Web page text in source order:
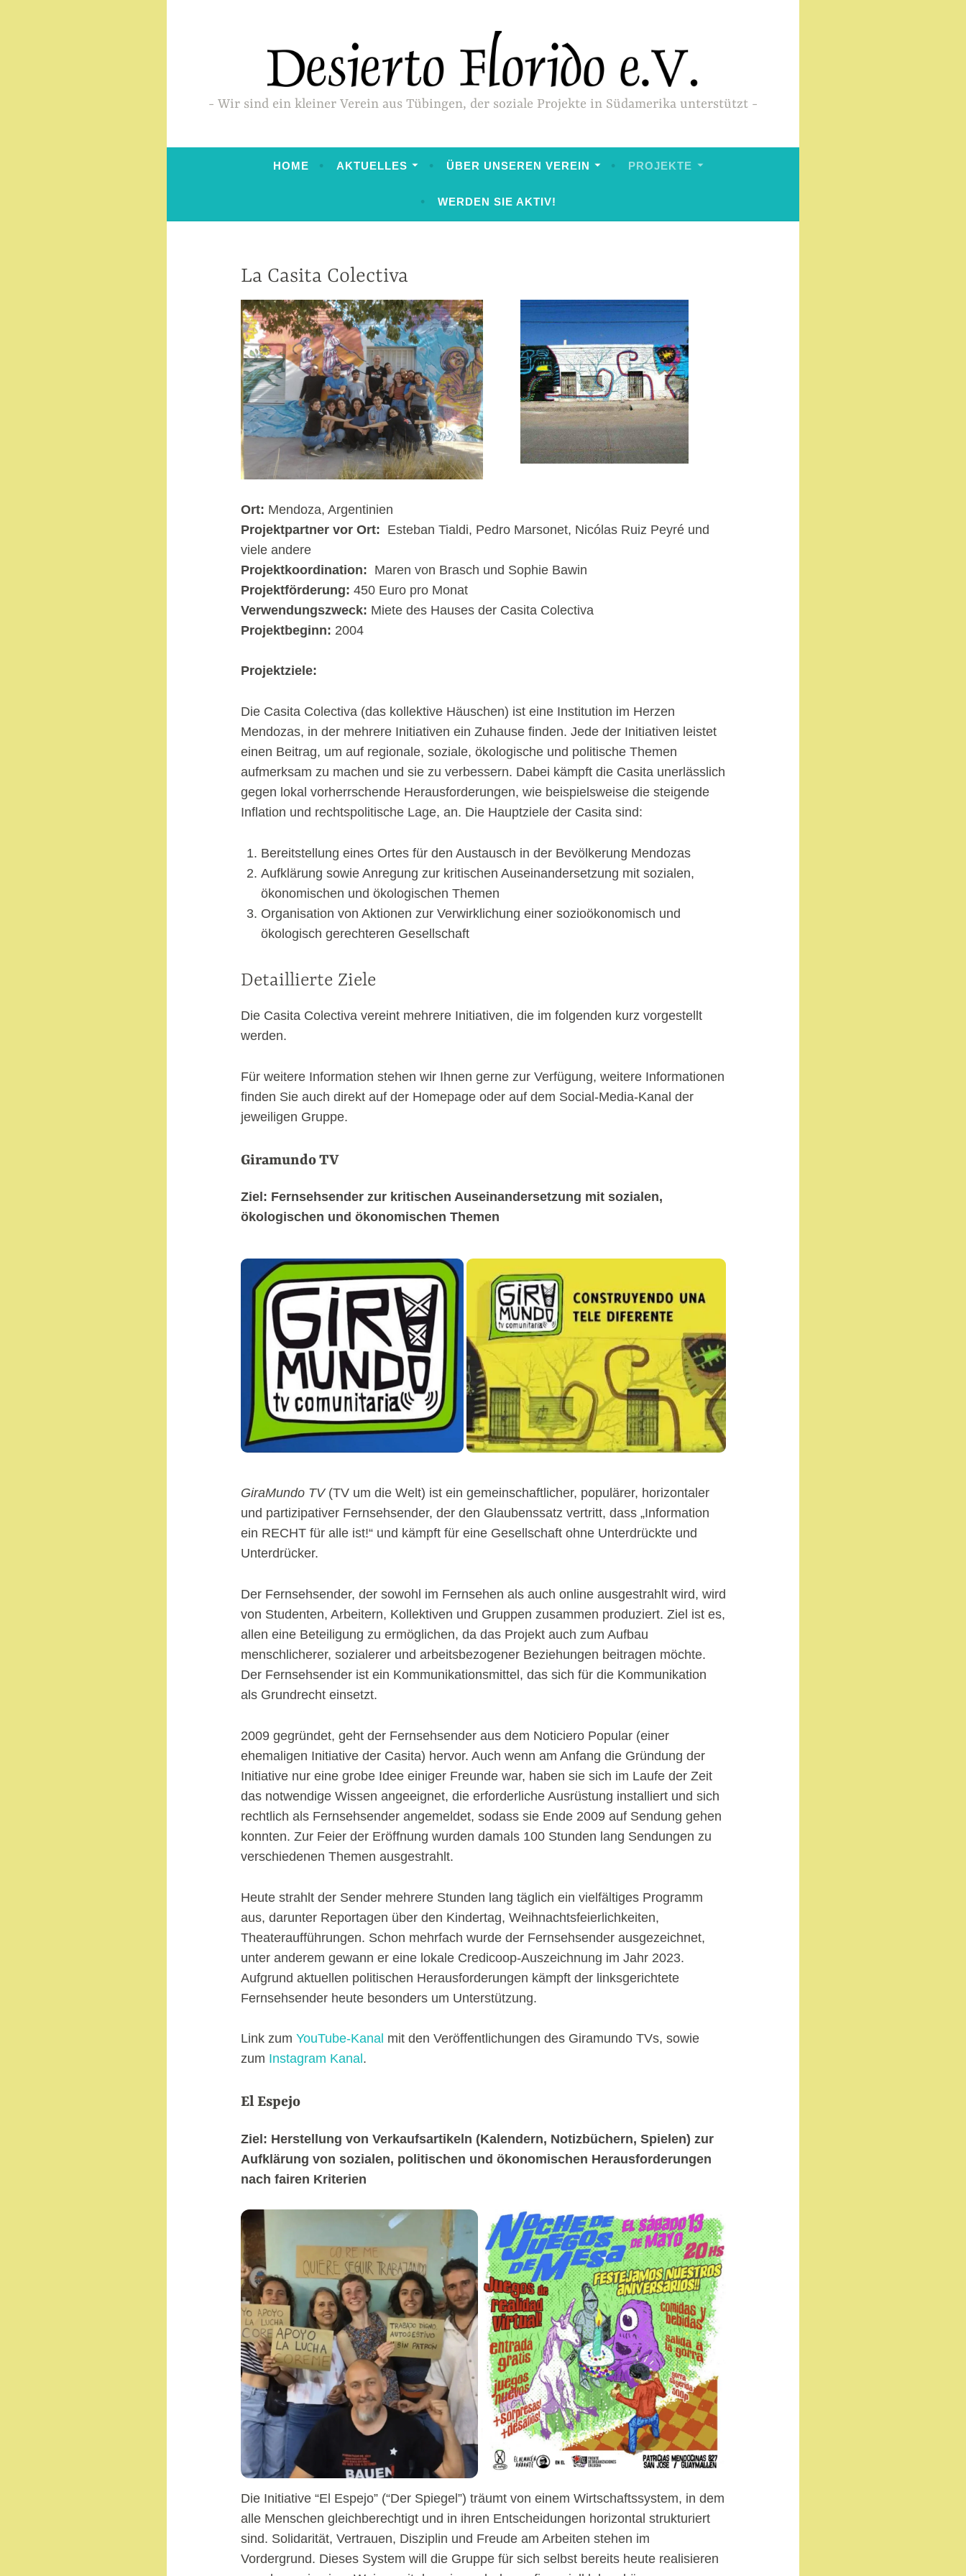
Wir sind ein kleiner Verein aus Tübingen, der soziale Projekte in Südamerika unterstützt
HOME AKTUELLES ÜBER UNSEREN VEREIN PROJEKTE
WERDEN SIE AKTIV!
La Casita Colectiva
Ort: Mendoza, Argentinien
Projektpartner vor Ort: Esteban Tialdi, Pedro Marsonet, Nicólas Ruiz Peyré und
viele andere
Projektkoordination: Maren von Brasch und Sophie Bawin
Projektförderung: 450 Euro pro Monat
Verwendungszweck: Miete des Hauses der Casita Colectiva
Projektbeginn: 2004
Projektziele:
Die Casita Colectiva (das kollektive Häuschen) ist eine Institution im Herzen
Mendozas, in der mehrere Initiativen ein Zuhause finden. Jede der Initiativen leistet
einen Beitrag, um auf regionale, soziale, ökologische und politische Themen
aufmerksam zu machen und sie zu verbessern. Dabei kämpft die Casita unerlässlich
gegen lokal vorherrschende Herausforderungen, wie beispielsweise die steigende
Inflation und rechtspolitische Lage, an. Die Hauptziele der Casita sind:
Bereitstellung eines Ortes für den Austausch in der Bevölkerung Mendozas
Aufklärung sowie Anregung zur kritischen Auseinandersetzung mit sozialen,
ökonomischen und ökologischen Themen
Organisation von Aktionen zur Verwirklichung einer sozioökonomisch und
ökologisch gerechteren Gesellschaft
Detaillierte Ziele
Die Casita Colectiva vereint mehrere Initiativen, die im folgenden kurz vorgestellt
werden.
Für weitere Information stehen wir Ihnen gerne zur Verfügung, weitere Informationen
finden Sie auch direkt auf der Homepage oder auf dem Social-Media-Kanal der
jeweiligen Gruppe.
Giramundo TV
Ziel: Fernsehsender zur kritischen Auseinandersetzung mit sozialen,
ökologischen und ökonomischen Themen
GiraMundo TV(TV um die Welt) ist ein gemeinschaftlicher, populärer, horizontaler
und partizipativer Fernsehsender, der den Glaubenssatz vertritt, dass „Information
ein RECHT für alle ist!“ und kämpft für eine Gesellschaft ohne Unterdrückte und
Unterdrücker.
Der Fernsehsender, der sowohl im Fernsehen als auch online ausgestrahlt wird, wird
von Studenten, Arbeitern, Kollektiven und Gruppen zusammen produziert. Ziel ist es,
allen eine Beteiligung zu ermöglichen, da das Projekt auch zum Aufbau
menschlicherer, sozialerer und arbeitsbezogener Beziehungen beitragen möchte.
Der Fernsehsender ist ein Kommunikationsmittel, das sich für die Kommunikation
als Grundrecht einsetzt.
2009 gegründet, geht der Fernsehsender aus dem Noticiero Popular (einer
ehemaligen Initiative der Casita) hervor. Auch wenn am Anfang die Gründung der
Initiative nur eine grobe Idee einiger Freunde war, haben sie sich im Laufe der Zeit
das notwendige Wissen angeeignet, die erforderliche Ausrüstung installiert und sich
rechtlich als Fernsehsender angemeldet, sodass sie Ende 2009 auf Sendung gehen
konnten. Zur Feier der Eröffnung wurden damals 100 Stunden lang Sendungen zu
verschiedenen Themen ausgestrahlt.
Heute strahlt der Sender mehrere Stunden lang täglich ein vielfältiges Programm
aus, darunter Reportagen über den Kindertag, Weihnachtsfeierlichkeiten,
Theateraufführungen. Schon mehrfach wurde der Fernsehsender ausgezeichnet,
unter anderem gewann er eine lokale Credicoop-Auszeichnung im Jahr 2023.
Aufgrund aktuellen politischen Herausforderungen kämpft der linksgerichtete
Fernsehsender heute besonders um Unterstützung.
Link zum YouTube-Kanal mit den Veröffentlichungen des Giramundo TVs, sowie
zum Instagram Kanal .
El Espejo
Ziel: Herstellung von Verkaufsartikeln (Kalendern, Notizbüchern, Spielen) zur
Aufklärung von sozialen, politischen und ökonomischen Herausforderungen
nach fairen Kriterien
Die Initiative “El Espejo” (“Der Spiegel”) träumt von einem Wirtschaftssystem, in dem
alle Menschen gleichberechtigt und in ihren Entscheidungen horizontal strukturiert
sind. Solidarität, Vertrauen, Disziplin und Freude am Arbeiten stehen im
Vordergrund. Dieses System will die Gruppe für sich selbst bereits heute realisieren